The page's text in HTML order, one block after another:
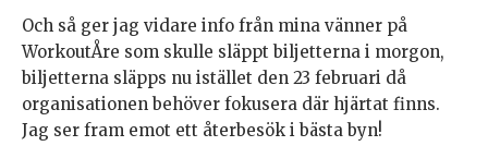
Och så ger jag vidare info från mina vänner på
WorkoutÅre som skulle släppt biljetterna i morgon,
biljetterna släpps nu istället den 23 februari då
organisationen behöver fokusera där hjärtat finns.
Jag ser fram emot ett återbesök i bästa byn!